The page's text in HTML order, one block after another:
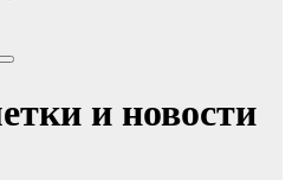
и новости